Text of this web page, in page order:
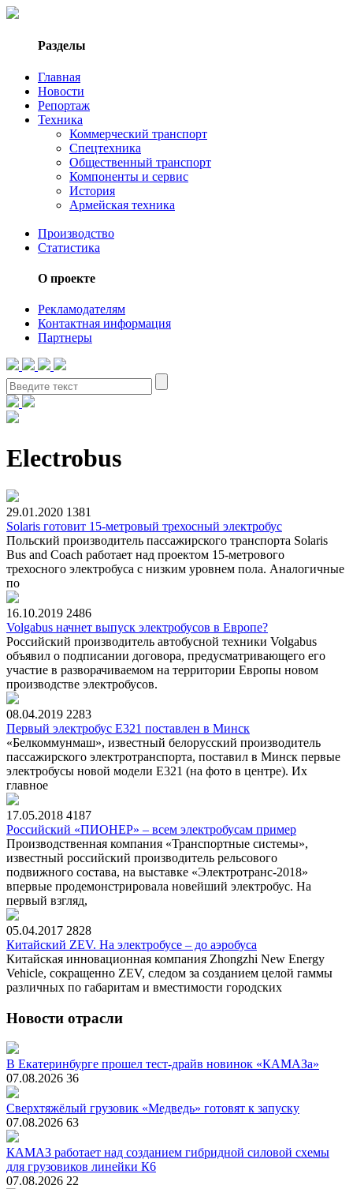
Разделы
Главная
Новости
Репортаж
Техника
Коммерческий транспорт
Спецтехника
Общественный транспорт
Компоненты и сервис
История
Армейская техника
Производство
Статистика
О проекте
Рекламодателям
Контактная информация
Партнеры
Electrobus
29.01.2020 1381
Solaris готовит 15-метровый трехосный электробус
Польский производитель пассажирского транспорта Solaris
Bus and Coach работает над проектом 15-метрового
трехосного электробуса с низким уровнем пола. Аналогичные
по
16.10.2019 2486
Volgabus начнет выпуск электробусов в Европе?
Российский производитель автобусной техники Volgabus
объявил о подписании договора, предусматривающего его
участие в разворачиваемом на территории Европы новом
производстве электробусов.
08.04.2019 2283
Первый электробус Е321 поставлен в Минск
«Белкоммунмаш», известный белорусский производитель
пассажирского электротранспорта, поставил в Минск первые
электробусы новой модели Е321 (на фото в центре). Их
главное
17.05.2018 4187
Российский «ПИОНЕР» – всем электробусам пример
Производственная компания «Транспортные системы»,
известный российский производитель рельсового
подвижного состава, на выставке «Электротранс-2018»
впервые продемонстрировала новейший электробус. На
первый взгляд,
05.04.2017 2828
Китайский ZEV. На электробусе – до аэробуса
Китайская инновационная компания Zhongzhi New Energy
Vehicle, сокращенно ZEV, следом за созданием целой гаммы
различных по габаритам и вместимости городских
Новости отрасли
В Екатеринбурге прошел тест-драйв новинок «КАМАЗа»
07.08.2026 36
Сверхтяжёлый грузовик «Медведь» готовят к запуску
07.08.2026 63
КАМАЗ работает над созданием гибридной силовой схемы
для грузовиков линейки К6
07.08.2026 22